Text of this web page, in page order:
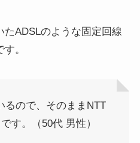
たADSLのような固定回線
。
るので、そのままNTT
す。（50代 男性）